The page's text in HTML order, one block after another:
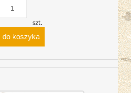
szt.
do koszyka